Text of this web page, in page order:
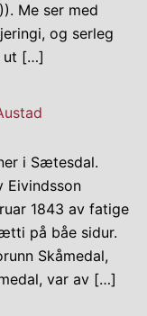
Me ser med
og serleg
ut […]
i Sætesdal.
Eivindsson
1843 av fatige
på båe sidur.
Skåmedal,
var av […]